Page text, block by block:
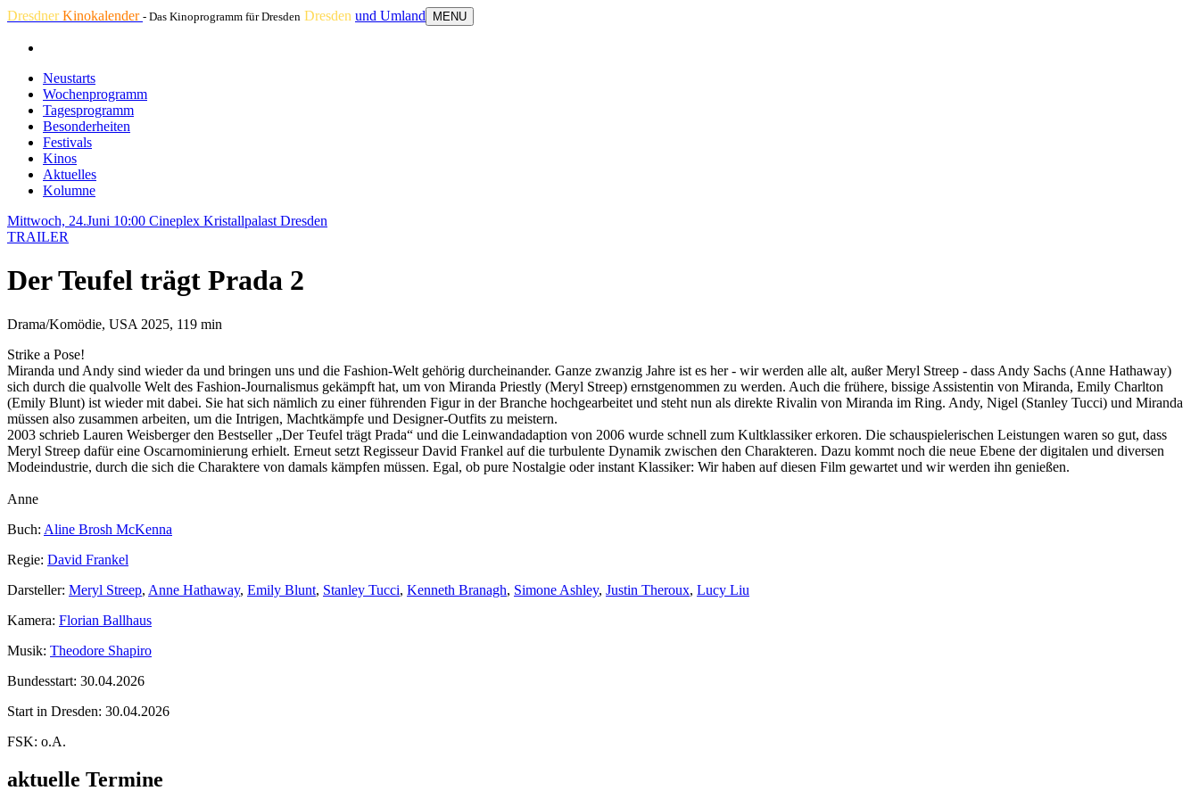
DresdnerKinokalender - Das Kinoprogramm für Dresden Dresden und Umland MENU
Neustarts
Wochenprogramm
Tagesprogramm
Besonderheiten
Festivals
Kinos
Aktuelles
Kolumne
Mittwoch, 24.Juni 10:00 Cineplex Kristallpalast Dresden
TRAILER
Der Teufel trägt Prada 2
Drama/Komödie, USA 2025, 119 min
Strike a Pose!
Miranda und Andy sind wieder da und bringen uns und die Fashion-Welt gehörig durcheinander. Ganze zwanzig Jahre ist es her - wir werden alle alt, außer Meryl Streep - dass Andy Sachs (Anne Hathaway)
sich durch die qualvolle Welt des Fashion-Journalismus gekämpft hat, um von Miranda Priestly (Meryl Streep) ernstgenommen zu werden. Auch die frühere, bissige Assistentin von Miranda, Emily Charlton
(Emily Blunt) ist wieder mit dabei. Sie hat sich nämlich zu einer führenden Figur in der Branche hochgearbeitet und steht nun als direkte Rivalin von Miranda im Ring. Andy, Nigel (Stanley Tucci) und Miranda
müssen also zusammen arbeiten, um die Intrigen, Machtkämpfe und Designer-Outfits zu meistern.
2003 schrieb Lauren Weisberger den Bestseller „Der Teufel trägt Prada“ und die Leinwandadaption von 2006 wurde schnell zum Kultklassiker erkoren. Die schauspielerischen Leistungen waren so gut, dass
Meryl Streep dafür eine Oscarnominierung erhielt. Erneut setzt Regisseur David Frankel auf die turbulente Dynamik zwischen den Charakteren. Dazu kommt noch die neue Ebene der digitalen und diversen
Modeindustrie, durch die sich die Charaktere von damals kämpfen müssen. Egal, ob pure Nostalgie oder instant Klassiker: Wir haben auf diesen Film gewartet und wir werden ihn genießen.
Anne
Buch: Aline Brosh McKenna
Regie: David Frankel
Darsteller: Meryl Streep, Anne Hathaway, Emily Blunt, Stanley Tucci, Kenneth Branagh, Simone Ashley, Justin Theroux, Lucy Liu
Kamera: Florian Ballhaus
Musik: Theodore Shapiro
Bundesstart: 30.04.2026
Start in Dresden: 30.04.2026
FSK: o.A.
aktuelle Termine